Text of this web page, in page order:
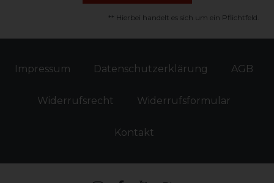
** Hierbei handelt es sich um ein Pflichtfeld.
Impressum Daten­schutz­erklärung AGB
Widerrufs­recht Widerrufs­formular
Kontakt